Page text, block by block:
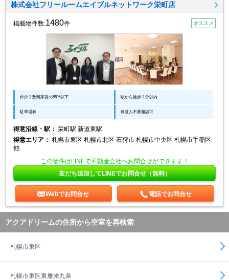
株式会社フリールームエイブルネットワーク栄町店
掲載物件数:1480件 オススメ
仲介手数料家賃の55%以下 駅から徒歩３分以内
駐車場有 保証人不要相談可
得意沿線・駅： 栄町駅 新道東駅
得意エリア： 札幌市東区 札幌市北区 石狩市 札幌市中央区 札幌市手稲区
他
この物件はLINEで不動産会社へお問合せができます！
友だち追加してLINEでお問合せ（無料）
Webでお問合せ 電話でお問合せ
アクアドリームの住所から空室を再検索
札幌市東区
札幌市東区東雁来九条